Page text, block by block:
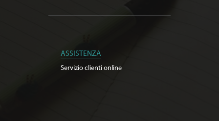
ASSISTENZA
Servizio clienti online